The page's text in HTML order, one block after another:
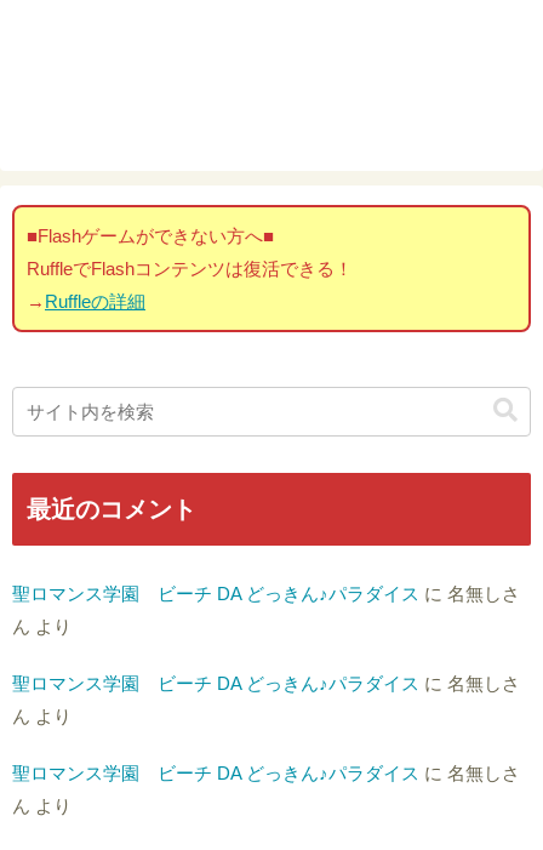
■Flashゲームができない方へ■
RuffleでFlashコンテンツは復活できる！
→ Ruffleの詳細
最近のコメント
聖ロマンス学園 ビーチ DA どっきん♪パラダイス に 名無しさ
ん より
聖ロマンス学園 ビーチ DA どっきん♪パラダイス に 名無しさ
ん より
聖ロマンス学園 ビーチ DA どっきん♪パラダイス に 名無しさ
ん より